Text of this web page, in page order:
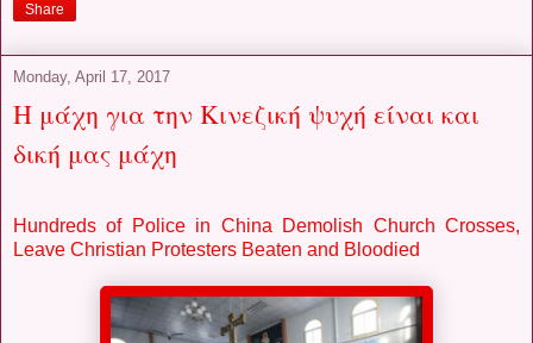
Share
Monday, April 17, 2017
Η μάχη για την Κινεζική ψυχή είναι και
δική μας μάχη
Hundreds of Police in China Demolish Church Crosses,
Leave Christian Protesters Beaten and Bloodied